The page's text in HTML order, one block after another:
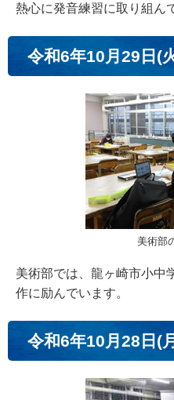
熱心に発音練習に取り組ん
令和6年10月29日(
美術部
美術部では、龍ヶ崎市小中
作に励んでいます。
令和6年10月28日(